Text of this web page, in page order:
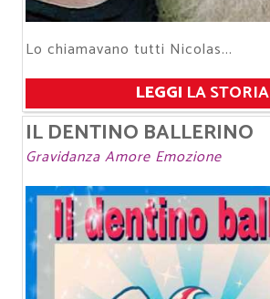
Lo chiamavano tutti Nicolas...
LEGGI LA STORIA
IL DENTINO BALLERINO
Gravidanza Amore Emozione